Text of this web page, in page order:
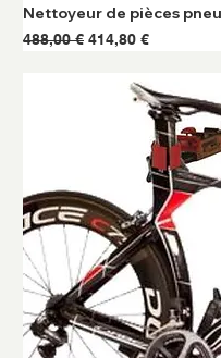
Nettoyeur de pièces
Prix original
488,00 € Prix promotionnel
414,80 €